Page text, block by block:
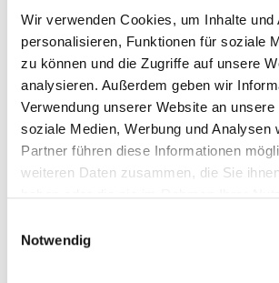
Wir verwenden Cookies, um Inhalte und
personalisieren, Funktionen für soziale
zu können und die Zugriffe auf unsere
analysieren. Außerdem geben wir
Verwendung unserer Website an
soziale Medien, Werbung und Analysen
Partner führen diese Informationen
weiteren Daten zusammen, die Sie
haben oder die sie im Rahmen Ihrer
Notwendig
Technische Angaben
TECHNISCHE ANGABEN